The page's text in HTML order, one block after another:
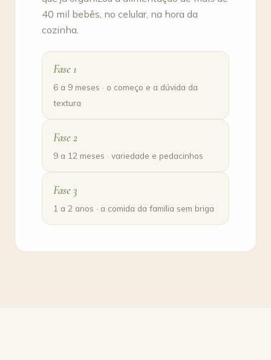
40 mil bebês, no celular, na hora da
cozinha.
Fase 1
6 a 9 meses · o começo e a dúvida da
textura
Fase 2
9 a 12 meses · variedade e pedacinhos
Fase 3
1 a 2 anos · a comida da família sem briga